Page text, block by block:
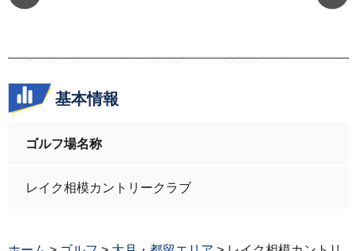
基本情報
ゴルフ場名称
レイク相模カントリークラブ